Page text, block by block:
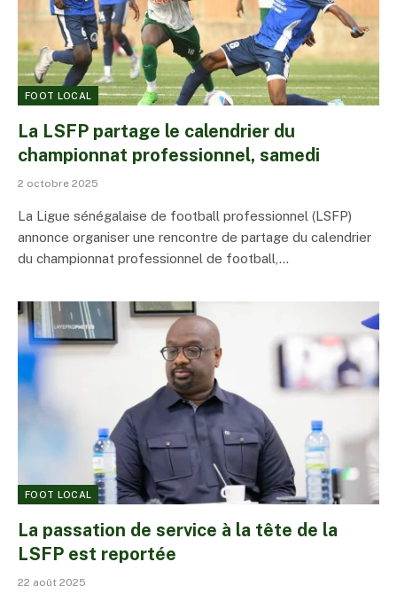
FOOT LOCAL
La LSFP partage le calendrier du
championnat professionnel, samedi
2 octobre 2025
La Ligue sénégalaise de football professionnel (LSFP)
annonce organiser une rencontre de partage du calendrier
du championnat professionnel de football,…
FOOT LOCAL
La passation de service à la tête de la
LSFP est reportée
22 août 2025